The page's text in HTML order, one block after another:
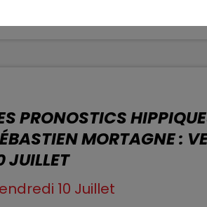
PRONOSTICS
MORTAGNE :
JUILLET
10 Juillet